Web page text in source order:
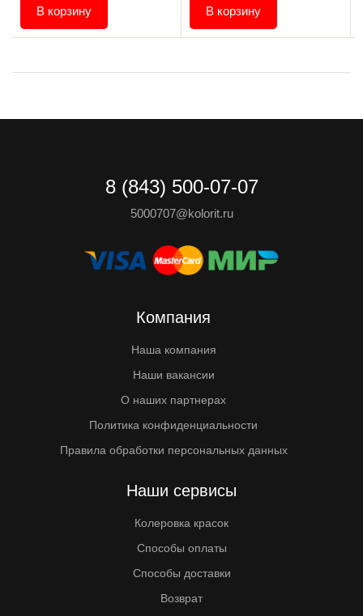
В корзину В корзину
8 (843) 500-07-07
5000707@kolorit.ru
Компания
Наша компания
Наши вакансии
О наших партнерах
Политика конфиденциальности
Правила обработки персональных данных
Наши сервисы
Колеровка красок
Способы оплаты
Способы доставки
Возврат